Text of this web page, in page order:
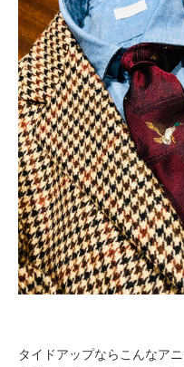
タイドアップならこんなア